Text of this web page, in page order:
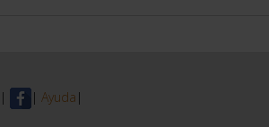
| | Ayuda |